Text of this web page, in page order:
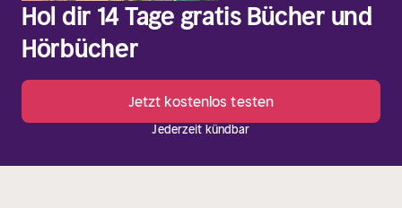
Hol dir 14 Tage gratis Bücher und
Hörbücher
Jetzt kostenlos testen
Jederzeit kündbar